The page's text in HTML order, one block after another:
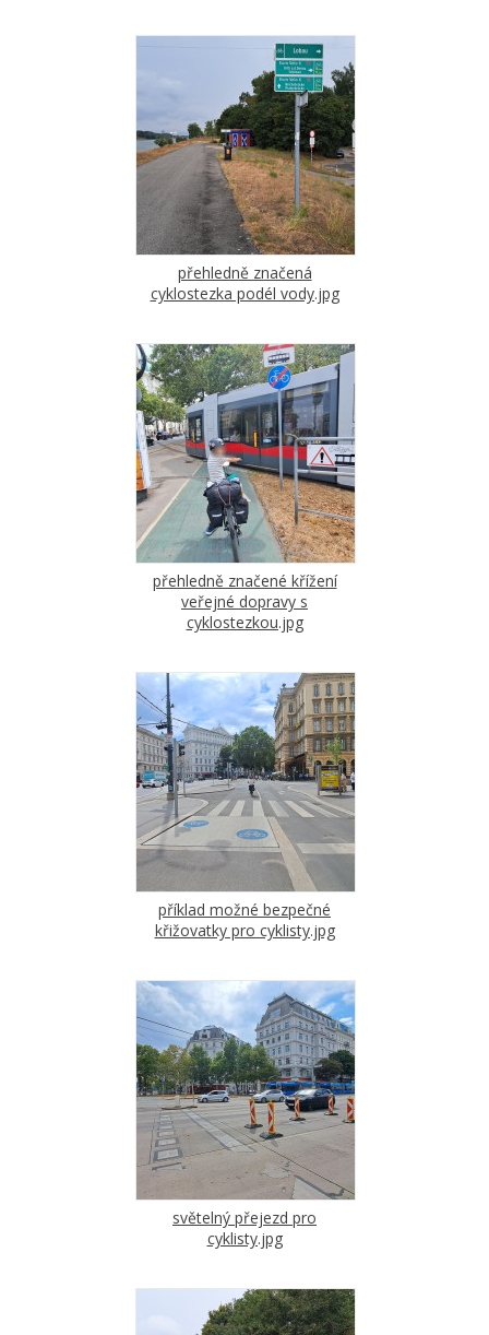
přehledně značená
cyklostezka podél vody.jpg
přehledně značené křížení
veřejné dopravy s
cyklostezkou.jpg
příklad možné bezpečné
křižovatky pro cyklisty.jpg
světelný přejezd pro
cyklisty.jpg